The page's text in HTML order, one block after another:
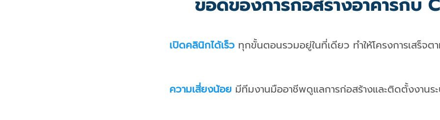
เปิดคลินิกได้เร็ว ทุกขั้นตอนรวมอยู่ในที่เดียว ทำให้โครงการเสร็จต
ความเสี่ยงน้อย มีทีมงานมืออาชีพดูแลการก่อสร้างและติดตั้งงานร